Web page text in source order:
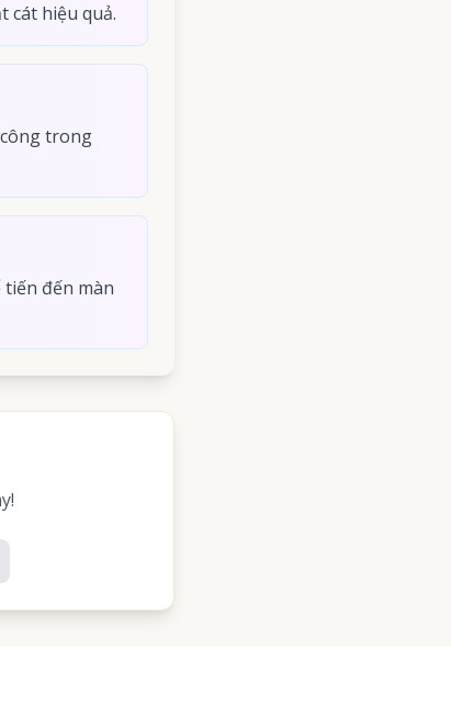
cát hiệu quả.
trong
đến màn